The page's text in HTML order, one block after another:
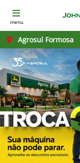
menu
Agrosul Formosa